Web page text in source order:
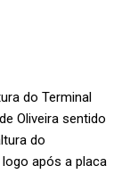
do Terminal
Oliveira sentido
do
após a placa